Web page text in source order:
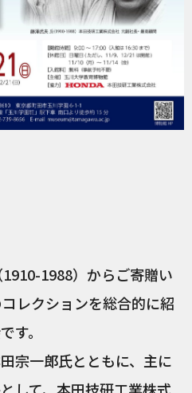
1988）からご寄贈い
レクションを総合的に紹
す。
宗一郎氏とともに、主に